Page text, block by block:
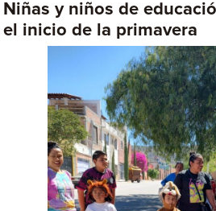
Niñas y niños de
el inicio de la primavera